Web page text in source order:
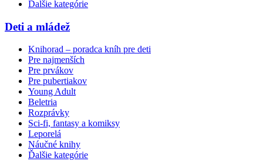
Ďalšie kategórie
Deti a mládež
Knihorad – poradca kníh pre deti
Pre najmenších
Pre prvákov
Pre pubertiakov
Young Adult
Beletria
Rozprávky
Sci-fi, fantasy a komiksy
Leporelá
Náučné knihy
Ďalšie kategórie